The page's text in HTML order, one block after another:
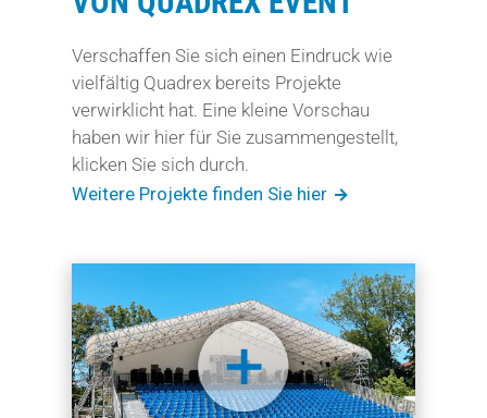
Verschaffen Sie sich einen Eindruck wie
vielfältig Quadrex bereits Projekte
verwirklicht hat. Eine kleine Vorschau
haben wir hier für Sie zusammengestellt,
klicken Sie sich durch.
Weitere Projekte finden Sie hier